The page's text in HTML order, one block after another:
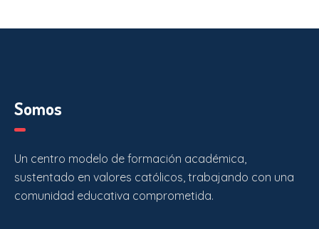
Somos
Un centro modelo de formación académica,
sustentado en valores católicos, trabajando con una
comunidad educativa comprometida.